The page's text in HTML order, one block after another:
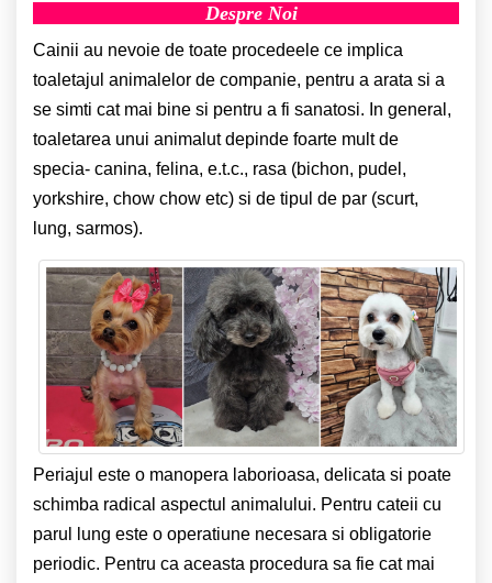
Despre Noi
Cainii au nevoie de toate procedeele ce implica
toaletajul animalelor de companie, pentru a arata si a
se simti cat mai bine si pentru a fi sanatosi. In general,
toaletarea unui animalut depinde foarte mult de
specia- canina, felina, e.t.c., rasa (bichon, pudel,
yorkshire, chow chow etc) si de tipul de par (scurt,
lung, sarmos).
Periajul este o manopera laborioasa, delicata si poate
schimba radical aspectul animalului. Pentru cateii cu
parul lung este o operatiune necesara si obligatorie
periodic. Pentru ca aceasta procedura sa fie cat mai